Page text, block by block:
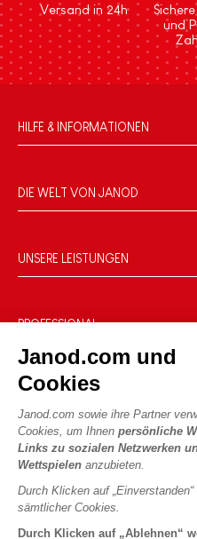
Janod.com und
Cookies
Janod.com sowie ihre Partner
Cookies, um Ihnen persönliche
Links zu sozialen Netzwerken
Wettspielen anzubieten.
Durch Klicken auf
sämtlicher Cookies.
Durch Klicken auf „Ablehnen“
Versand in 24h
und
HILFE & INFORMATIONEN
FAQ
Kontakt
Produktrückruf
Cookies
DIE WELT VON JANOD
Unsere Expertise
CSR-Verpflichtungen
UNSERE LEISTUNGEN
Lieferbedingungen
Spielregeln und Anleitungen
Lose Stücke
Kinderaktivitäten zum
PROFESSIONAL
Pressekontakte
FOLGEN SIE UNS